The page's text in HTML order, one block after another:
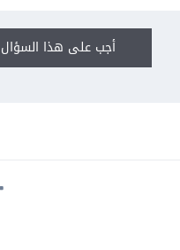
أجب على هذا السؤال